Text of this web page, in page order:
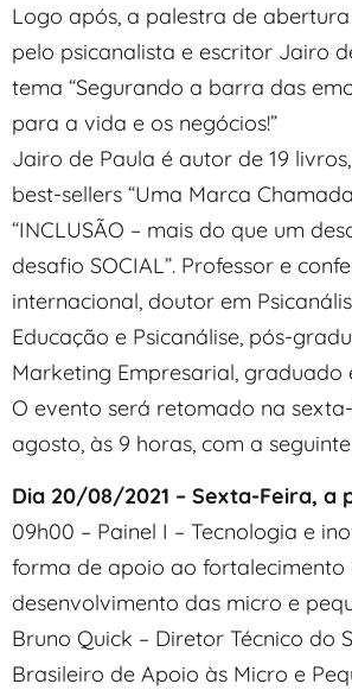
Logo após, a palestra de
pelo psicanalista e escritor Jairo
tema “Segurando a barra das
para a vida e os negócios!”
Jairo de Paula é autor de 19
best-sellers “Uma Marca
“INCLUSÃO – mais do que um
desafio SOCIAL”. Professor e
internacional, doutor em
Educação e Psicanálise, pós-
Marketing Empresarial, graduado
O evento será retomado na
agosto, às 9 horas, com a
Dia 20/08/2021 – Sexta-Feira, a
09h00 – Painel I – Tecnologia e
forma de apoio ao fortalecimento
desenvolvimento das micro e
Bruno Quick – Diretor Técnico do
Brasileiro de Apoio às Micro e